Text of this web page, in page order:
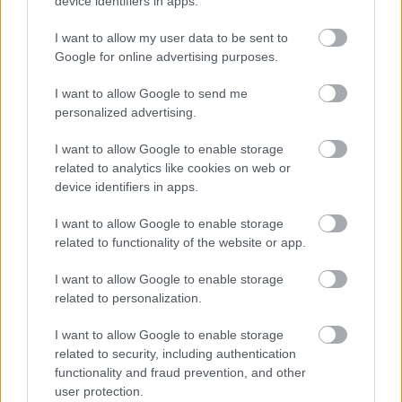
I want to allow my user data to be sent to
Google for online advertising purposes.
I want to allow Google to send me
personalized advertising.
I want to allow Google to enable storage
related to analytics like cookies on web or
device identifiers in apps.
I want to allow Google to enable storage
related to functionality of the website or app.
I want to allow Google to enable storage
related to personalization.
I want to allow Google to enable storage
related to security, including authentication
functionality and fraud prevention, and other
user protection.
VAGY
Sherlock20
Nem értem, hogy ha Prágában sikerült az elmúlt 20
évben felújítani a palotákat és a bérházakat, nálunk
ez mért nem sikerült sose - kivéve persze azt a